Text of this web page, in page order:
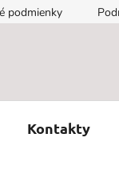
podmienky
Kontakty